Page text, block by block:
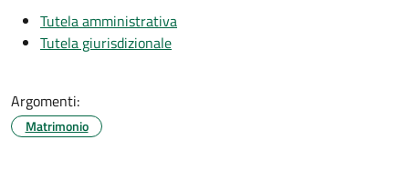
Tutela amministrativa
Tutela giurisdizionale
Argomenti:
Matrimonio